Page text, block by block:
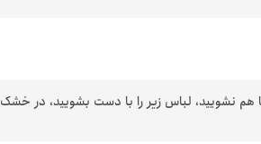
هم نشویید، لباس زیر را با دست بشویید، در خشک